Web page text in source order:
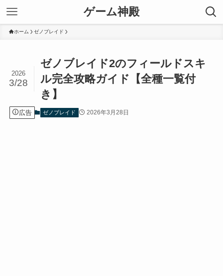
ゲーム神殿
ホーム ゼノブレイド
ゼノブレイド2のフィールドスキ
ル完全攻略ガイド【全種一覧付
き】
2026
3/28
広告 ゼノブレイド 2026年3月28日